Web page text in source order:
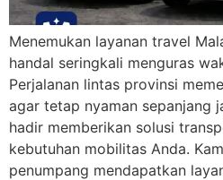
Menemukan layanan travel
handal seringkali menguras
Perjalanan lintas provinsi
agar tetap nyaman sepanjang
hadir memberikan solusi
kebutuhan mobilitas Anda.
penumpang mendapatkan